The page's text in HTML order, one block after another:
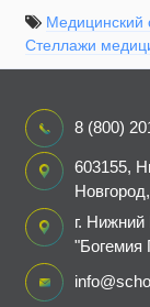
Медицинский
Стеллажи
8 (800)
603155,
г.
"Богемия